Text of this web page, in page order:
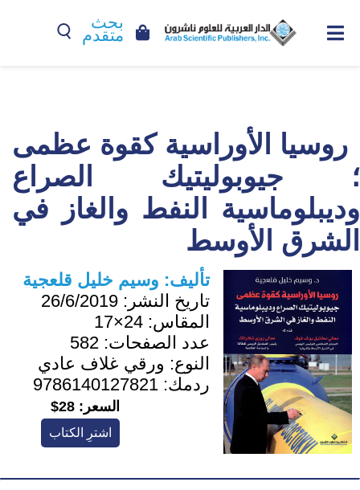
بحث
متقدم
روسيا الأوراسية كقوة عظمى
؛ جيوبوليتيك الصراع
وديبلوماسية النفط والغاز في
الشرق الأوسط
تأليف: وسيم خليل قلعجية
تاريخ النشر: 26/6/2019
المقاس: 24×17
عدد الصفحات: 582
النوع: ورقي غلاف عادي
ردمك: 9786140127821
السعر: 28$
اشترِ الكتاب